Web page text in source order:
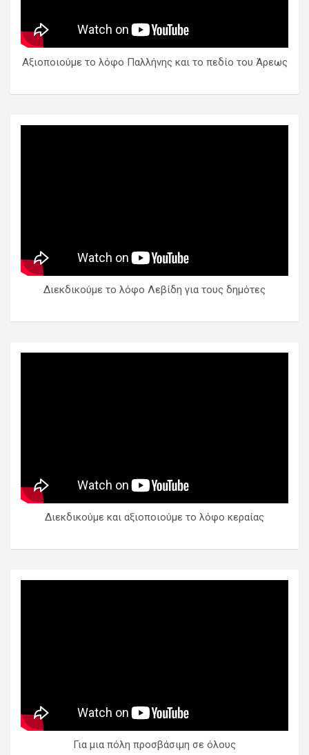
Αξιοποιούμε το λόφο Παλλήνης και το πεδίο του Άρεως
Διεκδικούμε το λόφο Λεβίδη για τους δημότες
Διεκδικούμε και αξιοποιούμε το λόφο κεραίας
Για μια πόλη προσβάσιμη σε όλους